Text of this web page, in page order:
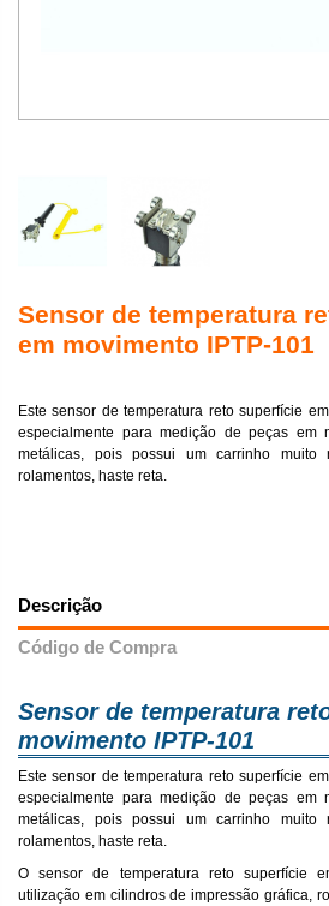
Sensor de temperatura
em movimento IPTP-101
Este sensor de temperatura reto superfície
especialmente para medição de peças em
metálicas, pois possui um carrinho muito
rolamentos, haste reta.
Descrição
Código de Compra
Sensor de temperatura
movimento IPTP-101
Este sensor de temperatura reto superfície
especialmente para medição de peças em
metálicas, pois possui um carrinho muito
rolamentos, haste reta.
O sensor de temperatura reto superfície
utilização em cilindros de impressão gráfica,